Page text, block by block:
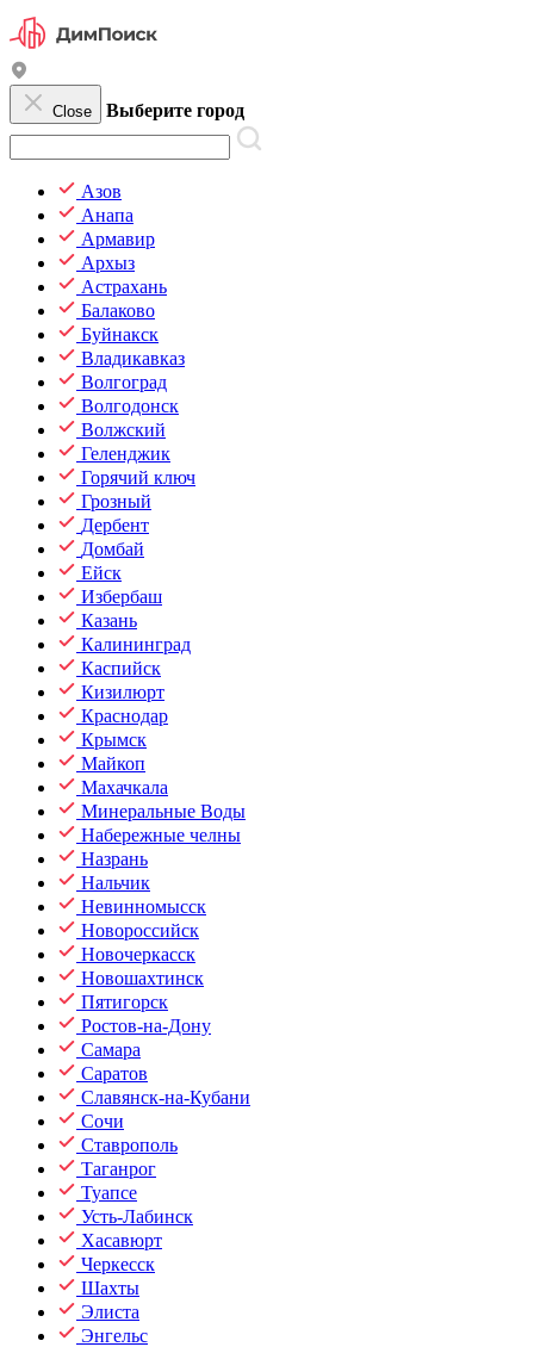
Close Выберите город
Азов
Анапа
Армавир
Архыз
Астрахань
Балаково
Буйнакск
Владикавказ
Волгоград
Волгодонск
Волжский
Геленджик
Горячий ключ
Грозный
Дербент
Домбай
Ейск
Избербаш
Казань
Калининград
Каспийск
Кизилюрт
Краснодар
Крымск
Майкоп
Махачкала
Минеральные Воды
Набережные челны
Назрань
Нальчик
Невинномысск
Новороссийск
Новочеркасск
Новошахтинск
Пятигорск
Ростов-на-Дону
Самара
Саратов
Славянск-на-Кубани
Сочи
Ставрополь
Таганрог
Туапсе
Усть-Лабинск
Хасавюрт
Черкесск
Шахты
Элиста
Энгельс